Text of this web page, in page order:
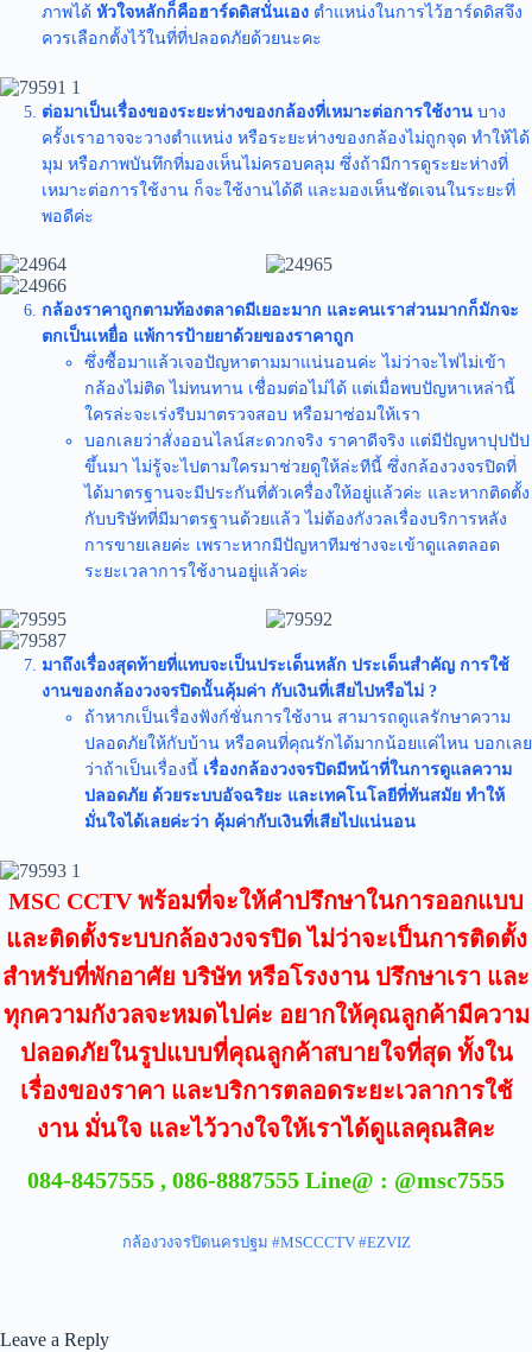
ภาพได้หัวใจหลักก็คือฮาร์ดดิสนั่นเอง ตำแหน่งในการไว้ฮาร์ดดิสจึง
ควรเลือกตั้งไว้ในที่ที่ปลอดภัยด้วยนะคะ
ต่อมาเป็นเรื่องของระยะห่างของกล้องที่เหมาะต่อการใช้งาน บาง
ครั้งเราอาจจะวางตำแหน่ง หรือระยะห่างของกล้องไม่ถูกจุด ทำให้ได้
มุม หรือภาพบันทึกที่มองเห็นไม่ครอบคลุม ซึ่งถ้ามีการดูระยะห่างที่
เหมาะต่อการใช้งาน ก็จะใช้งานได้ดี และมองเห็นชัดเจนในระยะที่
พอดีค่ะ
กล้องราคาถูกตามท้องตลาดมีเยอะมาก และคนเราส่วนมากก็มักจะ
ตกเป็นเหยื่อ แพ้การป้ายยาด้วยของราคาถูก
ซึ่งซื้อมาแล้วเจอปัญหาตามมาแน่นอนค่ะ ไม่ว่าจะไฟไม่เข้า
กล้องไม่ติด ไม่ทนทาน เชื่อมต่อไม่ได้ แต่เมื่อพบปัญหาเหล่านี้
ใครล่ะจะเร่งรีบมาตรวจสอบ หรือมาซ่อมให้เรา
บอกเลยว่าสั่งออนไลน์สะดวกจริง ราคาดีจริง แต่มีปัญหาปุปปัป
ขึ้นมา ไม่รู้จะไปตามใครมาช่วยดูให้ล่ะทีนี้ ซึ่งกล้องวงจรปิดที่
ได้มาตรฐานจะมีประกันที่ตัวเครื่องให้อยู่แล้วค่ะ และหากติดตั้ง
กับบริษัทที่มีมาตรฐานด้วยแล้ว ไม่ต้องกังวลเรื่องบริการหลัง
การขายเลยค่ะ เพราะหากมีปัญหาทีมช่างจะเข้าดูแลตลอด
ระยะเวลาการใช้งานอยู่แล้วค่ะ
มาถึงเรื่องสุดท้ายที่แทบจะเป็นประเด็นหลัก ประเด็นสำคัญ การใช้
งานของกล้องวงจรปิดนั้นคุ้มค่า กับเงินที่เสียไปหรือไม่ ?
ถ้าหากเป็นเรื่องฟังก์ชั่นการใช้งาน สามารถดูแลรักษาความ
ปลอดภัยให้กับบ้าน หรือคนที่คุณรักได้มากน้อยแค่ไหน บอกเลย
ว่าถ้าเป็นเรื่องนี้เรื่องกล้องวงจรปิดมีหน้าที่ในการดูแลความ
ปลอดภัย ด้วยระบบอัจฉริยะ และเทคโนโลยีที่ทันสมัย ทำให้
มั่นใจได้เลยค่ะว่า คุ้มค่ากับเงินที่เสียไปแน่นอน
MSC CCTV พร้อมที่จะให้คำปรึกษาในการออกแบบ
และติดตั้งระบบกล้องวงจรปิด ไม่ว่าจะเป็นการติดตั้ง
สำหรับที่พักอาศัย บริษัท หรือโรงงาน ปรึกษาเรา และ
ทุกความกังวลจะหมดไปค่ะ อยากให้คุณลูกค้ามีความ
ปลอดภัยในรูปแบบที่คุณลูกค้าสบายใจที่สุด ทั้งใน
เรื่องของราคา และบริการตลอดระยะเวลาการใช้
งาน มั่นใจ และไว้วางใจให้เราได้ดูแลคุณสิคะ
084-8457555 , 086-8887555 Line@ : @msc7555
กล้องวงจรปิดนครปฐม #MSCCCTV #EZVIZ
Leave a Reply